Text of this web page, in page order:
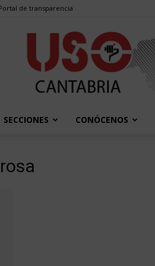
de transparencia
SECCIONES CONÓCENOS